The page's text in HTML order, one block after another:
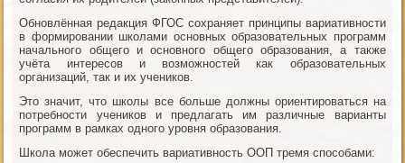
Обновлённая редакция ФГОС сохраняет принципы вариативности
в формировании школами основных образовательных программ
начального общего и основного общего образования, а также
учёта интересов и возможностей как образовательных
организаций, так и их учеников.
Это значит, что школы все больше должны ориентироваться на
потребности учеников и предлагать им различные варианты
программ в рамках одного уровня образования.
Школа может обеспечить вариативность ООП тремя способами: